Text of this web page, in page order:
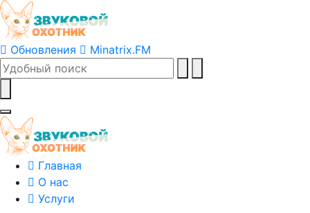
Обновления Minatrix.FM
Главная
О нас
Услуги